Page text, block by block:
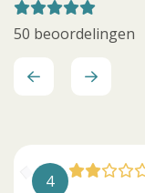
50 beoordelingen
4